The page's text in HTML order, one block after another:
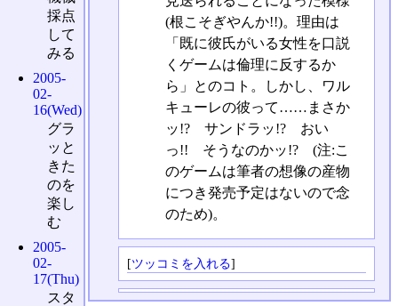
(根こそぎやんか!!)。理由は
「既に彼氏がいる女性を口説
くゲームは倫理に反するか
ら」とのコト。しかし、ワル
キューレの彼って……まさか
ッ!? サンドラッ!? おい
っ!! そうなのかッ!? (注:こ
のゲームは筆者の想像の産物
につき発売予定はないので念
のため)。
[ツッコミを入れる]
採点
して
みる
2005-
02-
16(Wed)
グラ
ッと
きた
のを
楽し
む
2005-
02-
17(Thu)
スタ